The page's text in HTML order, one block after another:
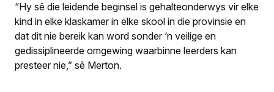
“Hy sê die leidende beginsel is gehalteonderwys vir elke
kind in elke klaskamer in elke skool in die provinsie en
dat dit nie bereik kan word sonder ‘n veilige en
gedissiplineerde omgewing waarbinne leerders kan
presteer nie,” sê Merton.